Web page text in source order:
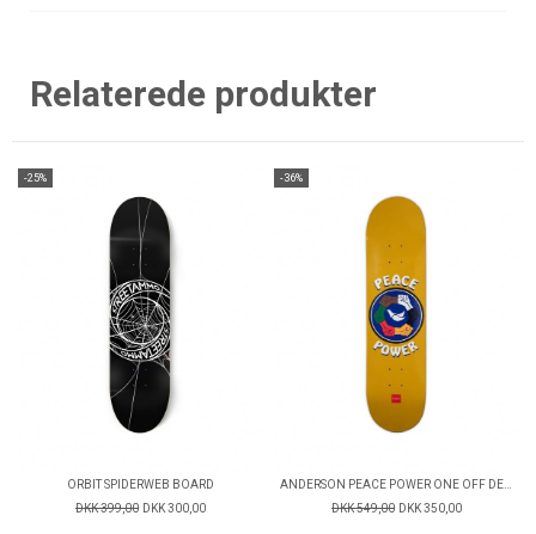
Relaterede produkter
-25%
ORBIT SPIDERWEB BOARD
DKK 399,00 DKK 300,00
-36%
ANDERSON PEACE POWER ONE OFF DECK
DKK 549,00 DKK 350,00